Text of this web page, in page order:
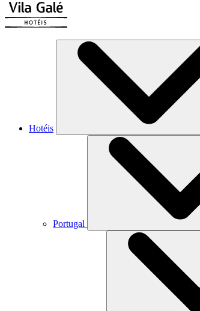
Hotéis
Portugal